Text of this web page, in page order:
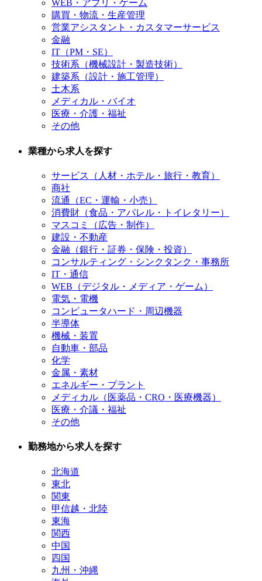
WEB・アプリ・ゲーム
購買・物流・生産管理
営業アシスタント・カスタマーサービス
金融
IT（PM・SE）
技術系（機械設計・製造技術）
建築系（設計・施工管理）
土木系
メディカル・バイオ
医療・介護・福祉
その他
業種から求人を探す
サービス（人材・ホテル・旅行・教育）
商社
流通（EC・運輸・小売）
消費財（食品・アパレル・トイレタリー）
マスコミ（広告・制作）
建設・不動産
金融（銀行・証券・保険・投資）
コンサルティング・シンクタンク・事務所
IT・通信
WEB（デジタル・メディア・ゲーム）
電気・電機
コンピュータハード・周辺機器
半導体
機械・装置
自動車・部品
化学
金属・素材
エネルギー・プラント
メディカル（医薬品・CRO・医療機器）
医療・介議・福祉
その他
勤務地から求人を探す
北海道
東北
関東
甲信越・北陸
東海
関西
中国
四国
九州・沖縄